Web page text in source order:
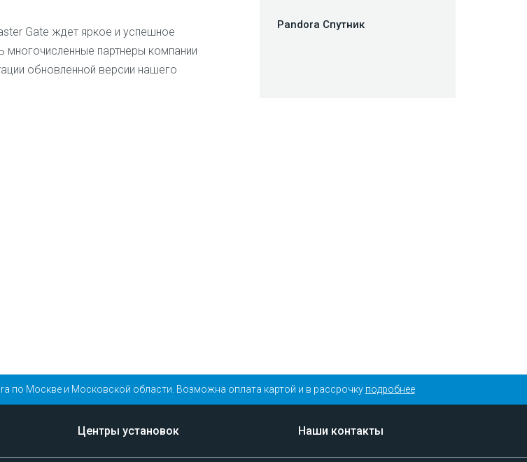
Gate ждет яркое и успешное
партнеры компании
обновленной версии нашего
Pandora Спутник
по Москве и Московской области. Возможна оплата картой и в рассрочку подробнее
Центры установок Наши контакты